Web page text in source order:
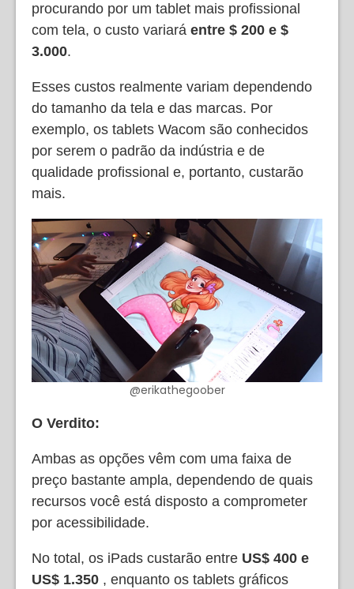
procurando por um tablet mais profissional
com tela, o custo variará entre $ 200 e $
3.000.
Esses custos realmente variam dependendo
do tamanho da tela e das marcas. Por
exemplo, os tablets Wacom são conhecidos
por serem o padrão da indústria e de
qualidade profissional e, portanto, custarão
mais.
@erikathegoober
O Verdito:
Ambas as opções vêm com uma faixa de
preço bastante ampla, dependendo de quais
recursos você está disposto a comprometer
por acessibilidade.
No total, os iPads custarão entre US$ 400 e
US$ 1.350 , enquanto os tablets gráficos